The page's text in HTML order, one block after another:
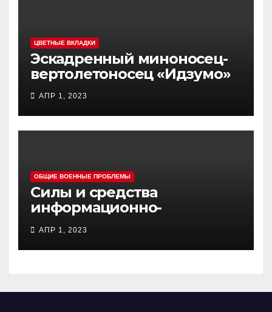
ЦВЕТНЫЕ ВКЛАДКИ
Эскадренный миноносец-
вертолетоносец «Идзумо»
АПР 1, 2023
ОБЩИЕ ВОЕННЫЕ ПРОБЛЕМЫ
Силы и средства
информационно-
вооруженных сил Украины
АПР 1, 2023